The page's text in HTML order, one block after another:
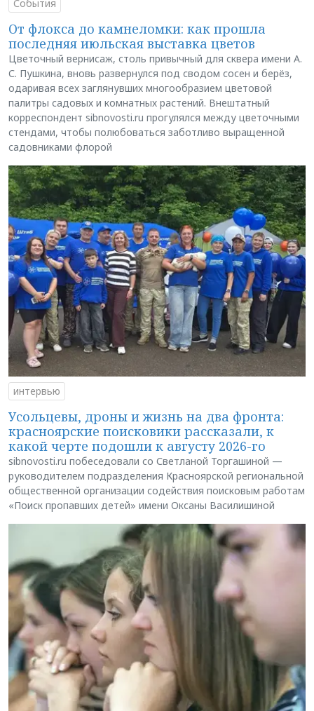
События
От флокса до камнеломки: как прошла
последняя июльская выставка цветов
Цветочный вернисаж, столь привычный для сквера имени А.
С. Пушкина, вновь развернулся под сводом сосен и берёз,
одаривая всех заглянувших многообразием цветовой
палитры садовых и комнатных растений. Внештатный
корреспондент sibnovosti.ru прогулялся между цветочными
стендами, чтобы полюбоваться заботливо выращенной
садовниками флорой
интервью
Усольцевы, дроны и жизнь на два фронта:
красноярские поисковики рассказали, к
какой черте подошли к августу 2026-го
sibnovosti.ru побеседовали со Светланой Торгашиной —
руководителем подразделения Красноярской региональной
общественной организации содействия поисковым работам
«Поиск пропавших детей» имени Оксаны Василишиной